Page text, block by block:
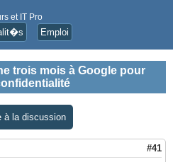
et IT Pro
Emploi
trois mois à Google pour
à la discussion
#41